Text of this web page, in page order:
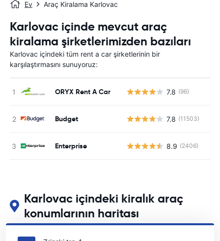
Ev Araç Kiralama Karlovac
Karlovac içinde mevcut araç
kiralama şirketlerimizden bazıları
Karlovac içindeki tüm rent a car şirketlerinin bir
karşılaştırmasını sunuyoruz:
ORYX Rent A Car 7.8 (96)
Budget 7.8 (11503)
Enterprise 8.9 (2406)
Karlovac içindeki kiralık araç
konumlarının haritası
Karlovac içindeki başlıca araç kiralama yerlerimizi görün